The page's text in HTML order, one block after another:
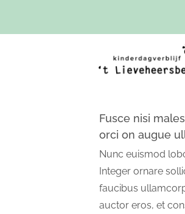
Fusce nisi
orci on augue
Nunc euismod
Integer ornare
faucibus
auctor eros, et